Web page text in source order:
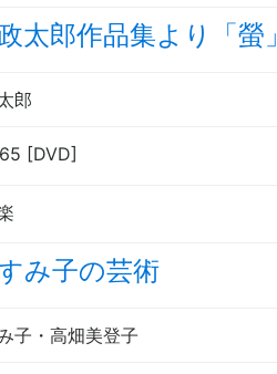
太郎作品集より「螢」
郎
[DVD]
み子の芸術
子・高畑美登子